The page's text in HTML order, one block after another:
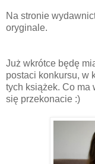
Na stronie
oryginale.
Już wkrótce będę
postaci konkursu, w
tych książek. Co ma
się przekonacie :)